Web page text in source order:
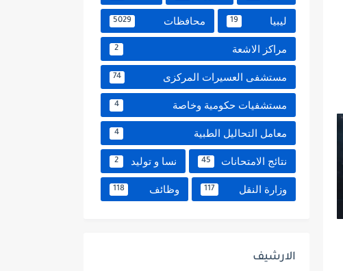
ليبيا 19 محافظات 5029
مراكز الاشعة 2
مستشفى العسيرات المركزى 74
مستشفيات حكومية وخاصة 4
معامل التحاليل الطبية 4
نتائج الامتحانات 45 نسا و توليد 2
وزارة النقل 117 وظائف 118
الارشيف